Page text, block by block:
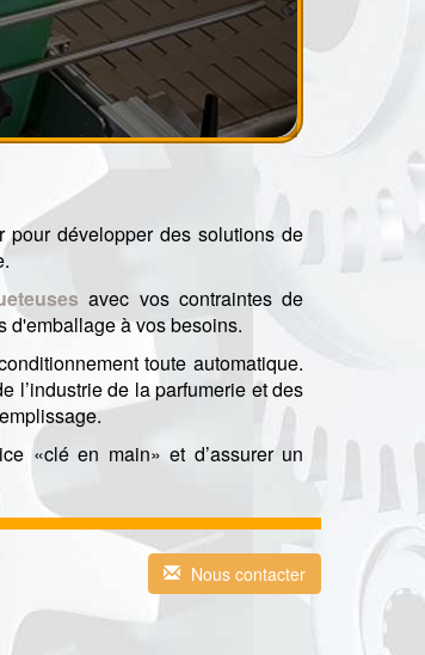
développer des solutions de
avec vos contraintes de
d'emballage à vos besoins.
toute automatique.
l’industrie de la parfumerie et des
«clé en main» et d’assurer un
Nous contacter